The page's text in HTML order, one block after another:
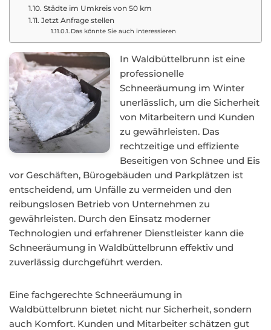
Städte im Umkreis von 50 km
Jetzt Anfrage stellen
Das könnte Sie auch interessieren
In Waldbüttelbrunn ist eine
professionelle
Schneeräumung im Winter
unerlässlich, um die Sicherheit
von Mitarbeitern und Kunden
zu gewährleisten. Das
rechtzeitige und effiziente
Beseitigen von Schnee und Eis
vor Geschäften, Bürogebäuden und Parkplätzen ist
entscheidend, um Unfälle zu vermeiden und den
reibungslosen Betrieb von Unternehmen zu
gewährleisten. Durch den Einsatz moderner
Technologien und erfahrener Dienstleister kann die
Schneeräumung in Waldbüttelbrunn effektiv und
zuverlässig durchgeführt werden.
Eine fachgerechte Schneeräumung in
Waldbüttelbrunn bietet nicht nur Sicherheit, sondern
auch Komfort. Kunden und Mitarbeiter schätzen gut